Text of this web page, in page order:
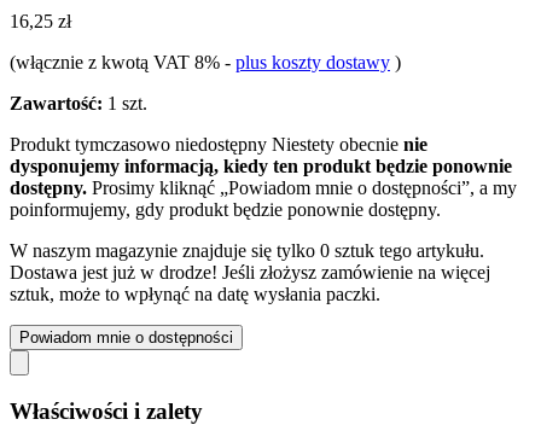
16,25 zł
(włącznie z kwotą VAT 8% - plus koszty dostawy )
Zawartość: 1 szt.
Produkt tymczasowo niedostępny Niestety obecnie nie
dysponujemy informacją, kiedy ten produkt będzie ponownie
dostępny. Prosimy kliknąć „Powiadom mnie o dostępności”, a my
poinformujemy, gdy produkt będzie ponownie dostępny.
W naszym magazynie znajduje się tylko 0 sztuk tego artykułu.
Dostawa jest już w drodze! Jeśli złożysz zamówienie na więcej
sztuk, może to wpłynąć na datę wysłania paczki.
Powiadom mnie o dostępności
Właściwości i zalety